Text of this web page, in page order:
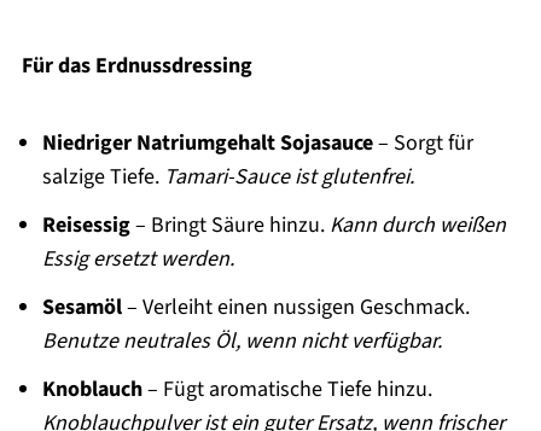
Für das Erdnussdressing
Niedriger Natriumgehalt Sojasauce– Sorgt für
salzige Tiefe. Tamari-Sauce ist glutenfrei.
Reisessig– Bringt Säure hinzu. Kann durch weißen
Essig ersetzt werden.
Sesamöl– Verleiht einen nussigen Geschmack.
Benutze neutrales Öl, wenn nicht verfügbar.
Knoblauch– Fügt aromatische Tiefe hinzu.
Knoblauchpulver ist ein guter Ersatz, wenn frischer